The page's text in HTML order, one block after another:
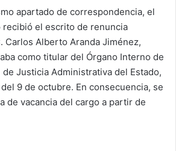
apartado de correspondencia, el
recibió el escrito de renuncia
Carlos Alberto Aranda Jiménez,
como titular del Órgano Interno de
Justicia Administrativa del Estado,
9 de octubre. En consecuencia, se
de vacancia del cargo a partir de